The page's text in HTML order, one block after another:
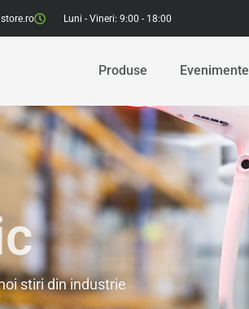
Luni - Vineri: 9:00 - 18:00
Produse Evenimente
stiri din industrie